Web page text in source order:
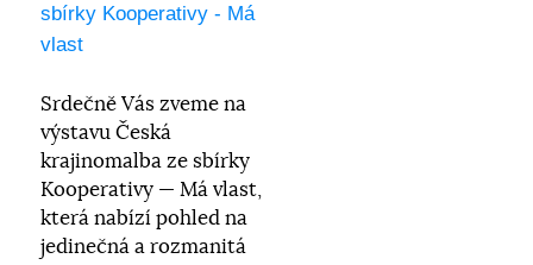
sbírky Kooperativy - Má
vlast
Srdečně Vás zveme na
výstavu Česká
krajinomalba ze sbírky
Kooperativy — Má vlast,
která nabízí pohled na
jedinečná a rozmanitá